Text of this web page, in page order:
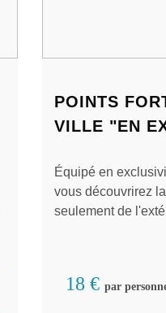
POINTS
VILLE "EN
Équipé en
vous découvrirez
seulement de
18 € par